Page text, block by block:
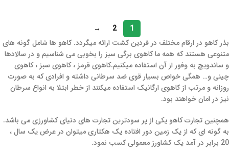
1
2
→
بذر کاهو در ارقام مختلف در فردین کشت ارائه میگردد. کاهو ها شامل گونه های
متنوعی هستند که همه ما کاهوی برگی سبز را بخوبی می شناسیم و در سالادها
و ساندویچ به وفور از آن استفاده میکنیم.کاهوی قرمز ، کاهوی سبز ، کاهوی
چینی و… همگی خواص بسیار قوی ضد سرطانی داشته و افرادی که به صورت
روزانه و مرتب از کاهوی ارگانیک استفاده میکنند از خطر ابتلا به انواع سرطان
نیز در امان خواهند بود.
همچنین تجارت کاهو یکی از پر سودترین تجارت های دنیای کشاورزی می باشد.
به گونه ای که از یک زمین دور افتاده یک هکتاری میتوان در عرض یک سال ،
20 برابر در آمد یک کشاورز معمولی کسب نمود.